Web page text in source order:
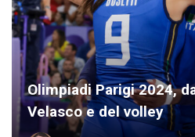
Olimpiadi Parigi 2024,
Velasco e del volley